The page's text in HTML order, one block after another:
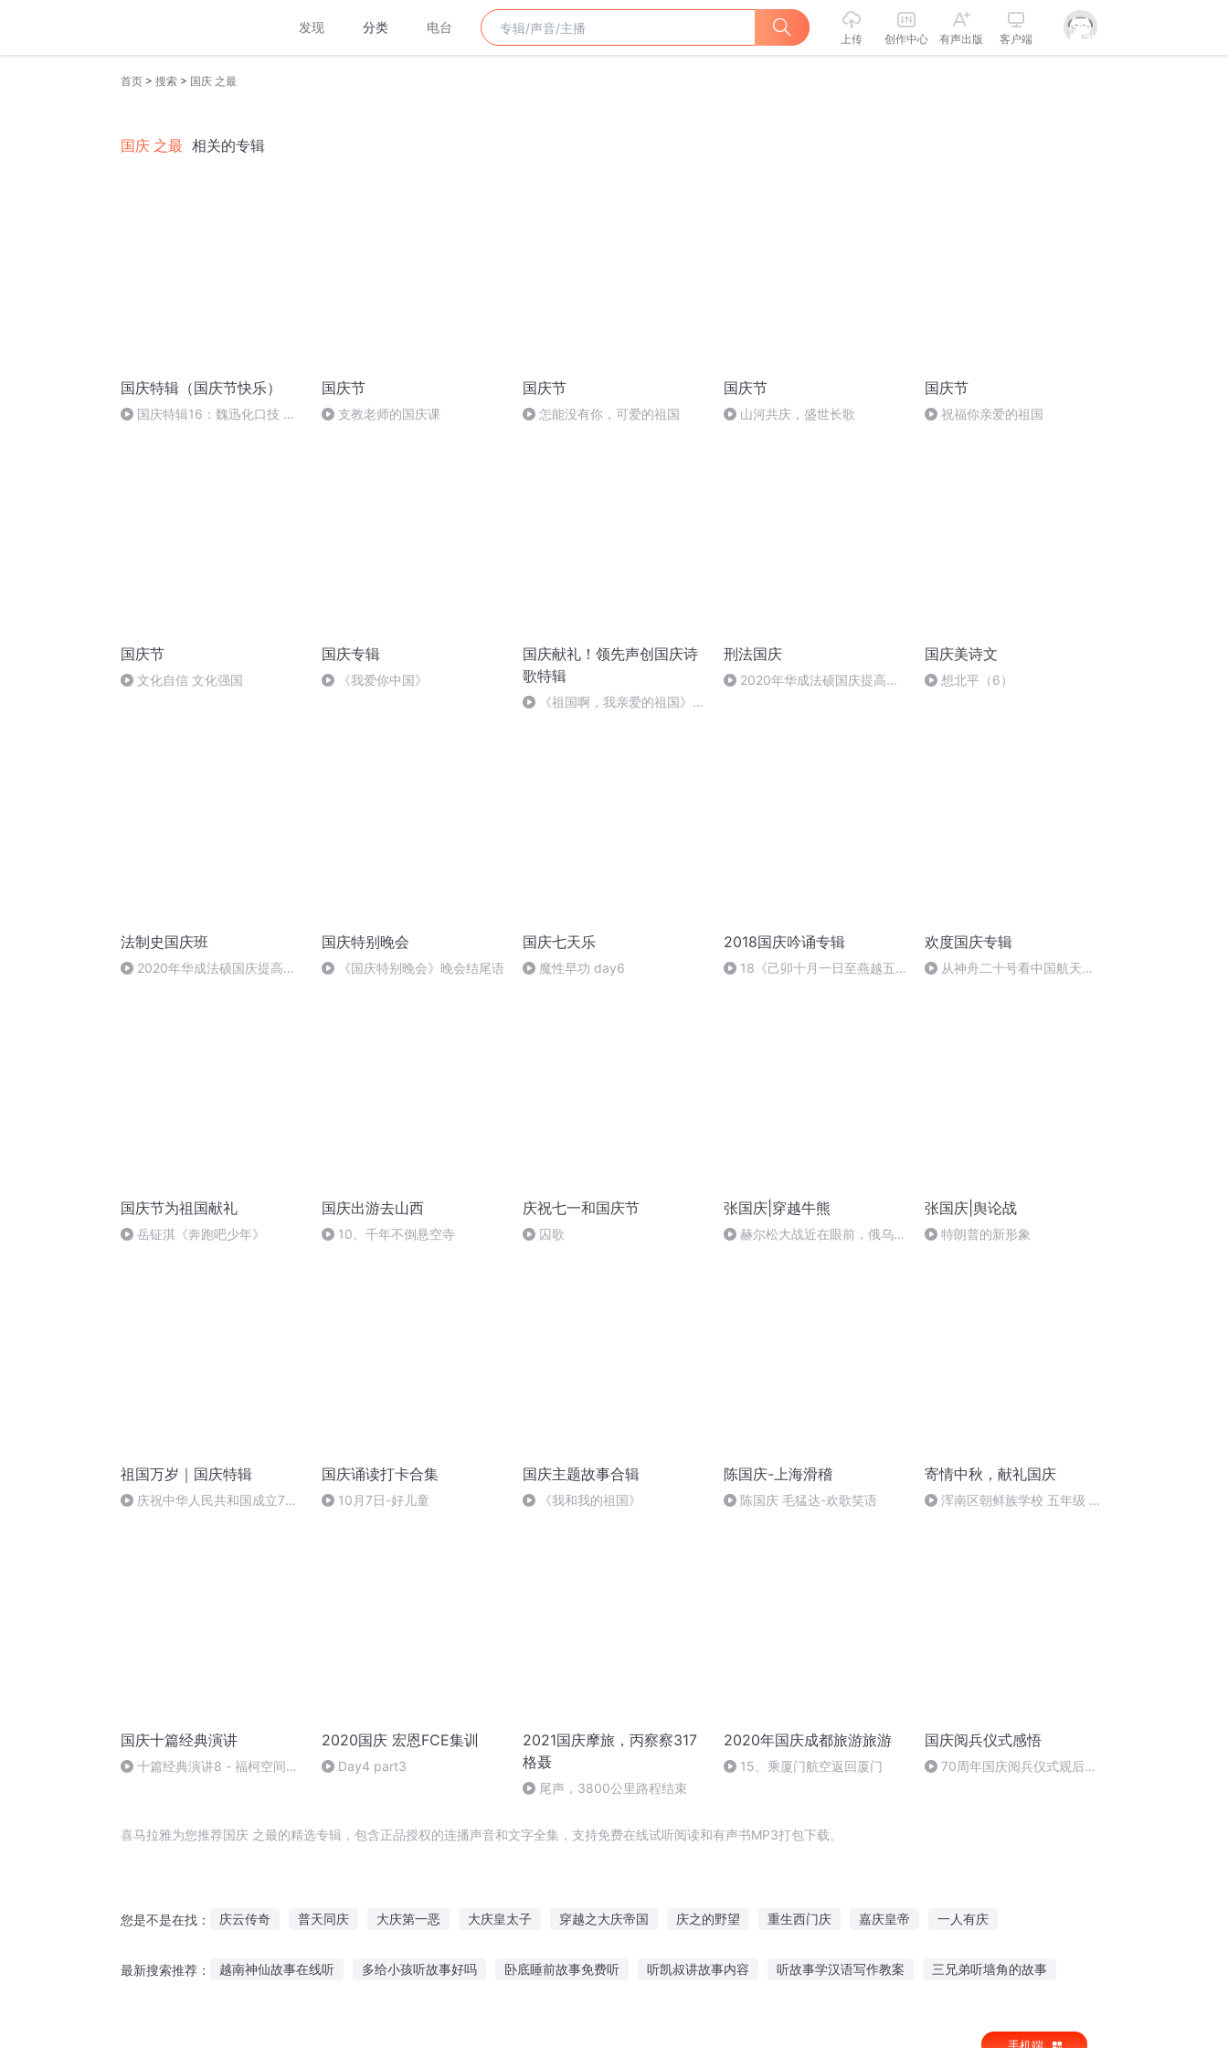
发现 分类 电台
上传 创作中心 有声出版 客户端
首页 > 搜索 > 国庆 之最
国庆 之最 相关的专辑
国庆特辑（国庆节快乐）
国庆特辑16：魏迅化口技 二
国庆节
支教老师的国庆课
国庆节
怎能没有你，可爱的祖国
国庆节
山河共庆，盛世长歌
国庆节
祝福你亲爱的祖国
国庆节
文化自信 文化强国
国庆专辑
《我爱你中国》
国庆献礼！领先声创国庆诗
歌特辑
《祖国啊，我亲爱的祖国》温
刑法国庆
2020年华成法硕国庆提高班
国庆美诗文
想北平（6）
法制史国庆班
2020年华成法硕国庆提高班
国庆特别晚会
《国庆特别晚会》晚会结尾语
国庆七天乐
魔性早功 day6
2018国庆吟诵专辑
18《己卯十月一日至燕越五
欢度国庆专辑
从神舟二十号看中国航天
国庆节为祖国献礼
岳钲淇《奔跑吧少年》
国庆出游去山西
10、千年不倒悬空寺
庆祝七一和国庆节
囚歌
张国庆|穿越牛熊
赫尔松大战近在眼前，俄乌冲
张国庆|舆论战
特朗普的新形象
祖国万岁｜国庆特辑
庆祝中华人民共和国成立73
国庆诵读打卡合集
10月7日-好儿童
国庆主题故事合辑
《我和我的祖国》
陈国庆-上海滑稽
陈国庆 毛猛达-欢歌笑语
寄情中秋，献礼国庆
浑南区朝鲜族学校 五年级 孙
国庆十篇经典演讲
十篇经典演讲8 - 福柯空间回
2020国庆 宏恩FCE集训
Day4 part3
2021国庆摩旅，丙察察317
格聂
尾声，3800公里路程结束
2020年国庆成都旅游旅游
15、乘厦门航空返回厦门
国庆阅兵仪式感悟
70周年国庆阅兵仪式观后感
喜马拉雅为您推荐国庆 之最的精选专辑，包含正品授权的连播声音和文字全集，支持免费在线试听阅读和有声书MP3打包下载。
您是不是在找： 庆云传奇 普天同庆 大庆第一恶 大庆皇太子 穿越之大庆帝国 庆之的野望 重生西门庆 嘉庆皇帝 一人有庆
最新搜索推荐： 越南神仙故事在线听 多给小孩听故事好吗 卧底睡前故事免费听 听凯叔讲故事内容 听故事学汉语写作教案 三兄弟听墙角的故事